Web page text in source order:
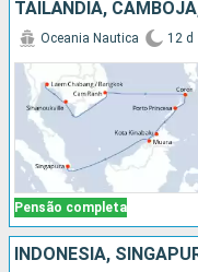
Pensão completa
Oceania Nautica 12 d